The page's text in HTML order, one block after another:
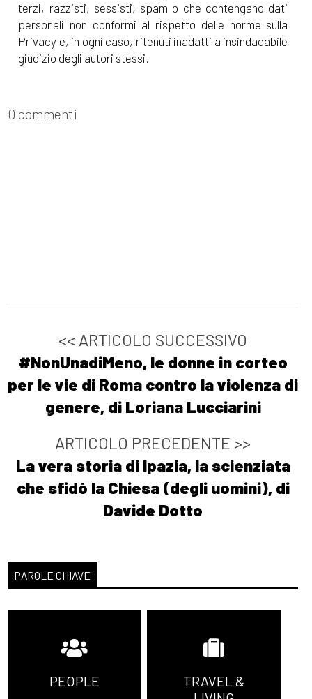
terzi, razzisti, sessisti, spam o che contengano dati
personali non conformi al rispetto delle norme sulla
Privacy e, in ogni caso, ritenuti inadatti a insindacabile
giudizio degli autori stessi.
0 commenti
<< ARTICOLO SUCCESSIVO
#NonUnadiMeno, le donne in corteo
per le vie di Roma contro la violenza di
genere, di Loriana Lucciarini
ARTICOLO PRECEDENTE >>
La vera storia di Ipazia, la scienziata
che sfidò la Chiesa (degli uomini), di
Davide Dotto
PAROLE CHIAVE
PEOPLE
TRAVEL &